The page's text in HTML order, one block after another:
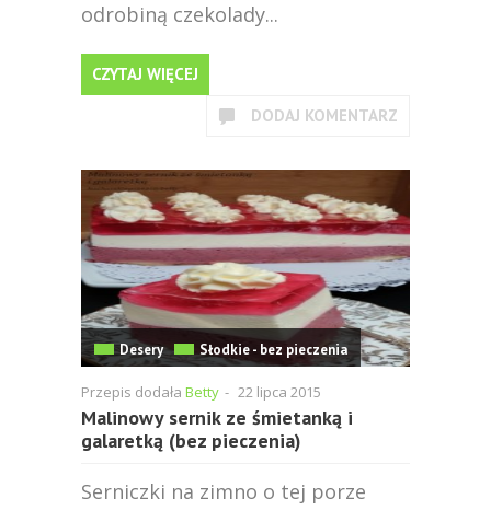
odrobiną czekolady...
CZYTAJ WIĘCEJ
DODAJ KOMENTARZ
Desery Słodkie - bez pieczenia
Przepis dodała Betty - 22 lipca 2015
Malinowy sernik ze śmietanką i
galaretką (bez pieczenia)
Serniczki na zimno o tej porze